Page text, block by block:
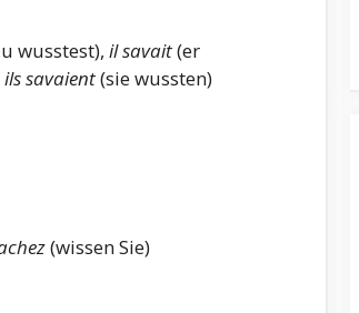
wusstest), il savait(er
ils savaient(sie wussten)
(wissen Sie)